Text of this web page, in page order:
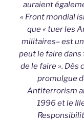
auraient
« Front mondial
que « tuer les
militaires– est
peut le faire dans
de le faire ». Dès
promulgue
Antiterrorism
1996 et le